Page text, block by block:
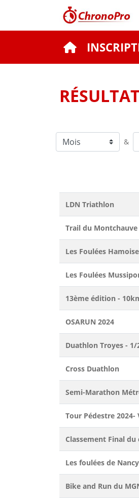
&
LDN Triathlon
Trail du Montchauve
Les Foulées
Les Foulées
13ème édition -
OSARUN 2024
Duathlon Troyes - 1/
Cross Duathlon
Semi-Marathon
Tour Pédestre 2024-
Classement Final du
Les foulées de
Bike and Run du